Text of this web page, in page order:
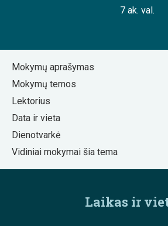
7 ak. val.
Mokymų aprašymas
Mokymų temos
Lektorius
Data ir vieta
Dienotvarkė
Vidiniai mokymai šia tema
Laikas ir